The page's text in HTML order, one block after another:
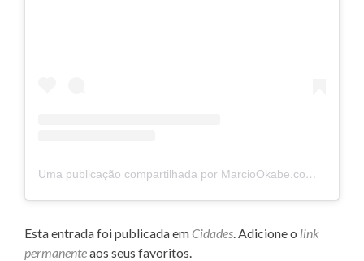
Uma publicação compartilhada por MarcioOkabe.com.br – Origamista e Mentor (@marciookabe)
Esta entrada foi publicada em Cidades . Adicione o link
permanenteaos seus favoritos.